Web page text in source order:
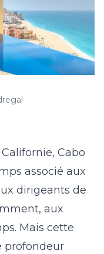
Cabo
associé aux
dirigeants de
aux
Mais cette
profondeur